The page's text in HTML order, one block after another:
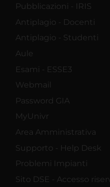
Pubblicazioni - IRIS
Antiplagio - Docenti
Antiplagio - Studenti
Aule
Esami - ESSE3
Webmail
Password GIA
MyUnivr
Area Amministrativa
Supporto - Help Desk
Problemi Impianti
Sito DSE - Accesso